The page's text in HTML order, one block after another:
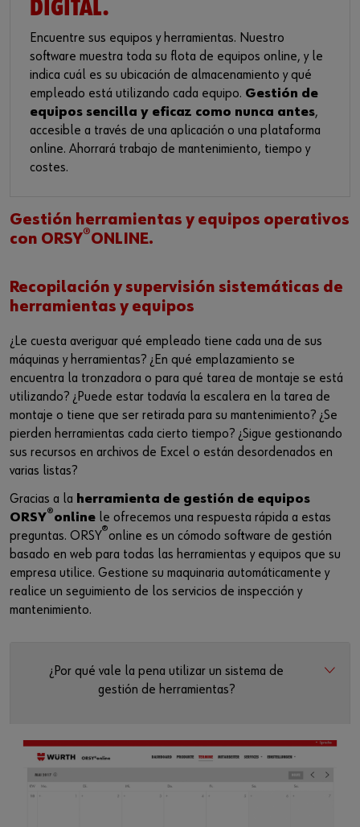
o
¿Le gustaría ser un cliente online?
Regístrese aquí en tres pasos sencillos para usar todas las
funciones de la tienda.
Registrarse ahora
Integración de proveedores
Industrias
Asesoria
Piezas especiales
Noticias
Descarga
Contacto
DIGITAL.
Encuentre sus equipos y herramientas. Nuestro
software muestra toda su flota de equipos online, y le
indica cuál es su ubicación de almacenamiento y qué
empleado está utilizando cada equipo. Gestión de
equipos sencilla y eficaz como nunca antes,
accesible a través de una aplicación o una plataforma
online. Ahorrará trabajo de mantenimiento, tiempo y
costes.
Gestión herramientas y equipos operativos
con ORSY®ONLINE.
Recopilación y supervisión sistemáticas de
herramientas y equipos
¿Le cuesta averiguar qué empleado tiene cada una de sus
máquinas y herramientas? ¿En qué emplazamiento se
encuentra la tronzadora o para qué tarea de montaje se está
utilizando? ¿Puede estar todavía la escalera en la tarea de
montaje o tiene que ser retirada para su mantenimiento? ¿Se
pierden herramientas cada cierto tiempo? ¿Sigue gestionando
sus recursos en archivos de Excel o están desordenados en
varias listas?
Gracias a la herramienta de gestión de equipos
ORSY®online le ofrecemos una respuesta rápida a estas
preguntas. ORSY®online es un cómodo software de gestión
basado en web para todas las herramientas y equipos que su
empresa utilice. Gestione su maquinaria automáticamente y
realice un seguimiento de los servicios de inspección y
mantenimiento.
¿Por qué vale la pena utilizar un sistema de
gestión de herramientas?